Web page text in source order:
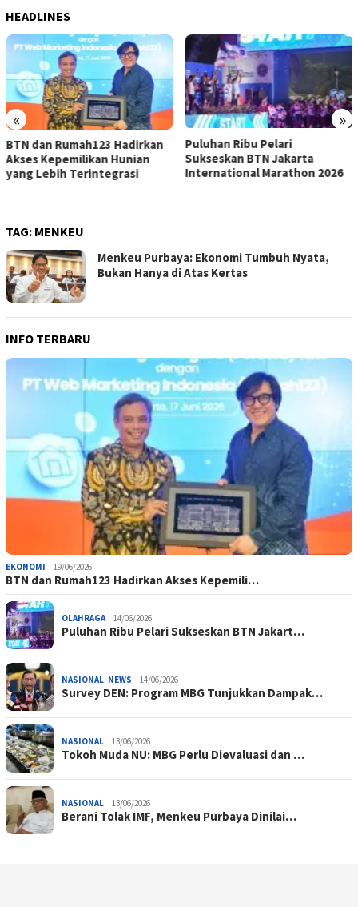
HEADLINES
« »
BTN dan Rumah123 Hadirkan
Akses Kepemilikan Hunian
yang Lebih Terintegrasi
Puluhan Ribu Pelari
Sukseskan BTN Jakarta
International Marathon 2026
TAG: MENKEU
Menkeu Purbaya: Ekonomi Tumbuh Nyata,
Bukan Hanya di Atas Kertas
INFO TERBARU
EKONOMI 19/06/2026
BTN dan Rumah123 Hadirkan Akses Kepemili…
OLAHRAGA 14/06/2026
Puluhan Ribu Pelari Sukseskan BTN Jakart…
NASIONAL, NEWS 14/06/2026
Survey DEN: Program MBG Tunjukkan Dampak…
NASIONAL 13/06/2026
Tokoh Muda NU: MBG Perlu Dievaluasi dan …
NASIONAL 13/06/2026
Berani Tolak IMF, Menkeu Purbaya Dinilai…